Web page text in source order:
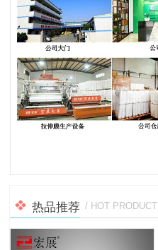
热品推荐 / HOT PRODUCT